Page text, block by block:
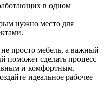
в одном
нужно место для
просто мебель, а важный
поможет сделать процесс
и комфортным.
идеальное рабочее